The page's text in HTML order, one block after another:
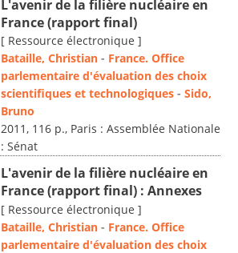
L'avenir de la filière nucléaire en
France (rapport final)
[ Ressource électronique ]
Bataille, Christian - France. Office
parlementaire d'évaluation des choix
scientifiques et technologiques - Sido,
Bruno
2011, 116 p., Paris : Assemblée Nationale
: Sénat
L'avenir de la filière nucléaire en
France (rapport final) : Annexes
[ Ressource électronique ]
Bataille, Christian - France. Office
parlementaire d'évaluation des choix